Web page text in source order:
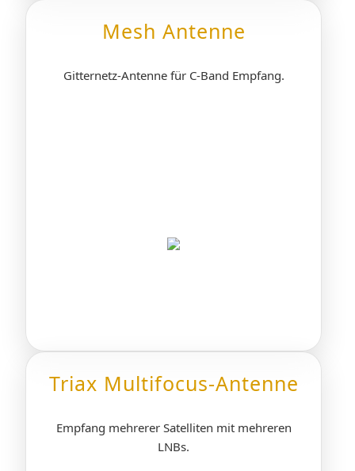
Mesh Antenne
Gitternetz-Antenne für C-Band Empfang.
Triax Multifocus-Antenne
Empfang mehrerer Satelliten mit mehreren
LNBs.